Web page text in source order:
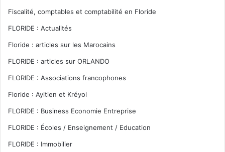
Fiscalité, comptables et comptabilité en Floride
FLORIDE : Actualités
Floride : articles sur les Marocains
FLORIDE : articles sur ORLANDO
FLORIDE : Associations francophones
Floride : Ayitien et Kréyol
FLORIDE : Business Economie Entreprise
FLORIDE : Écoles / Enseignement / Education
FLORIDE : Immobilier